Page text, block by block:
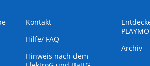
Kontakt
Hilfe/ FAQ
Hinweis nach dem
Archiv